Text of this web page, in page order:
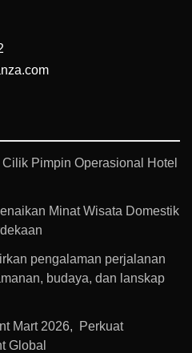
Pimpin Operasional Hotel
Minat Wisata Domestik
pengalaman perjalanan
budaya, dan lanskap
Mart 2026, Perkuat
Global